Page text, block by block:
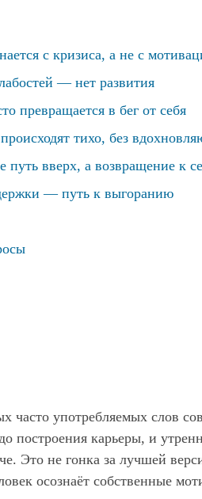
с кризиса, а не с
— нет развития
превращается в бег от себя
тихо, без
вверх, а возвращение к
— путь к выгоранию
часто употребляемых слов
построения карьеры, и
Это не гонка за лучшей
осознаёт собственные